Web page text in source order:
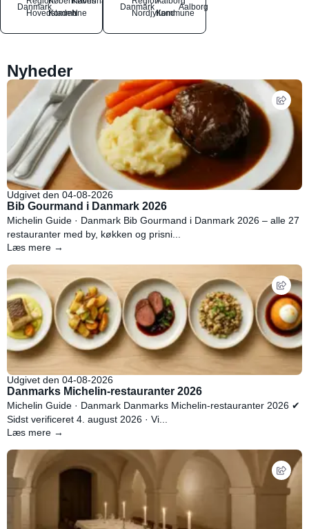
Danmark
Hovedstaden
Kommune
N
Danmark
NordjyllandKommune
Aalborg
Nyheder
Udgivet den 04-08-2026
Bib Gourmand i Danmark 2026
Michelin Guide · Danmark Bib Gourmand i Danmark 2026 – alle 27
restauranter med by, køkken og prisni...
Læs mere →
Udgivet den 04-08-2026
Danmarks Michelin-restauranter 2026
Michelin Guide · Danmark Danmarks Michelin-restauranter 2026 ✔
Sidst verificeret 4. august 2026 · Vi...
Læs mere →